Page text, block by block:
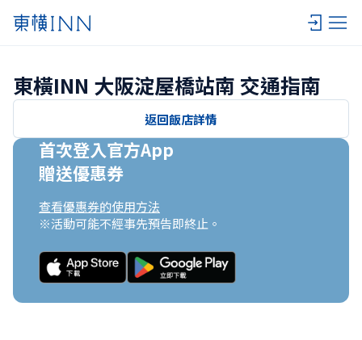
東橫INN 大阪淀屋橋站南 交通指南
返回飯店詳情
首次登入官方App
贈送優惠券
查看優惠券的使用方法
※活動可能不經事先預告即終止。